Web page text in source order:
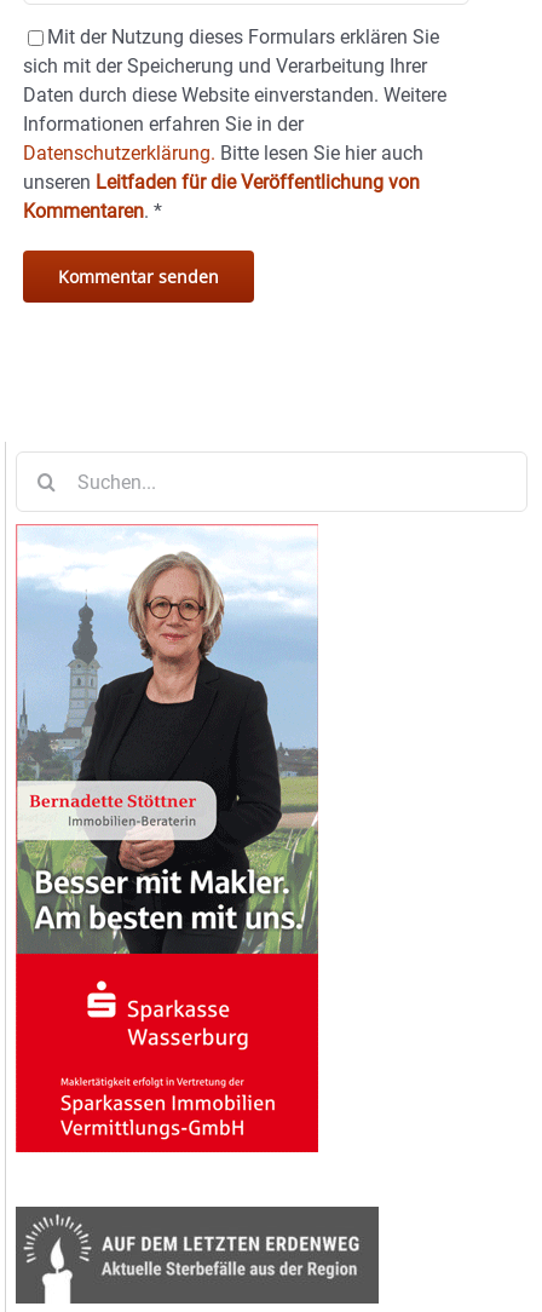
Mit der Nutzung dieses Formulars erklären Sie
sich mit der Speicherung und Verarbeitung Ihrer
Daten durch diese Website einverstanden. Weitere
Informationen erfahren Sie in der
Datenschutzerklärung. Bitte lesen Sie hier auch
unseren Leitfaden für die Veröffentlichung von
Kommentaren. *
nach: